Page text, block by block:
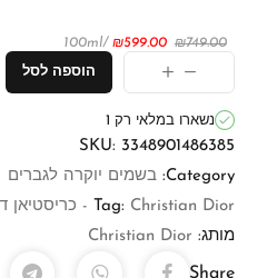
₪749.00
₪599.00
/100ml
הוספה לסל
נשארו במלאי רק 1
SKU: 3348901486385
Category: בשמים יוקרה לגברים
Tag: Christian Dior - כריסטיאן דיור
מותג: Christian Dior
Share